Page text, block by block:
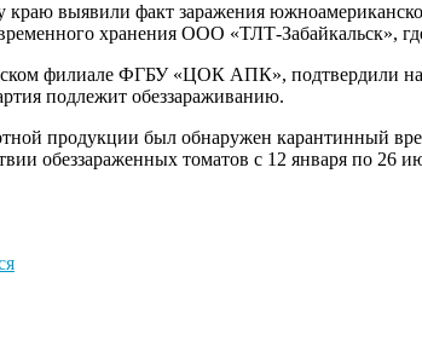
краю выявили факт заражения
хранения ООО «ТЛТ-Забайкальск»,
филиале ФГБУ «ЦОК АПК», подтвердили
подлежит обеззараживанию.
продукции был обнаружен карантинный
обеззараженных томатов с 12 января по 26